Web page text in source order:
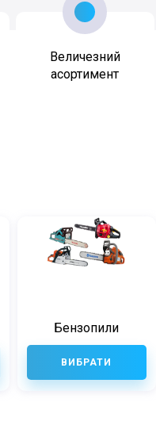
Величезний
асортимент
Бензопили
ВИБРАТИ